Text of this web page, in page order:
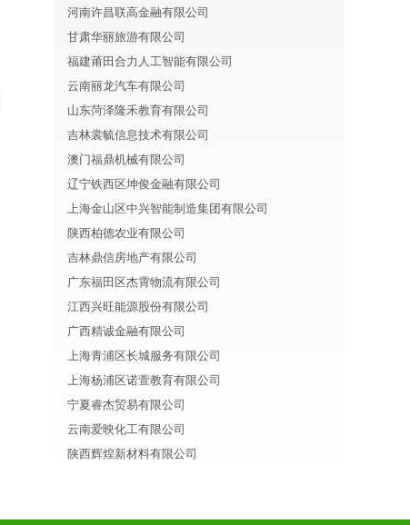
河南许昌联高金融有限公司
甘肃华丽旅游有限公司
福建莆田合力人工智能有限公司
云南丽龙汽车有限公司
山东菏泽隆禾教育有限公司
吉林裳毓信息技术有限公司
澳门福鼎机械有限公司
辽宁铁西区坤俊金融有限公司
上海金山区中兴智能制造集团有限公司
陕西柏德农业有限公司
吉林鼎信房地产有限公司
广东福田区杰霄物流有限公司
江西兴旺能源股份有限公司
广西精诚金融有限公司
上海青浦区长城服务有限公司
上海杨浦区诺萱教育有限公司
宁夏睿杰贸易有限公司
云南爱映化工有限公司
陕西辉煌新材料有限公司